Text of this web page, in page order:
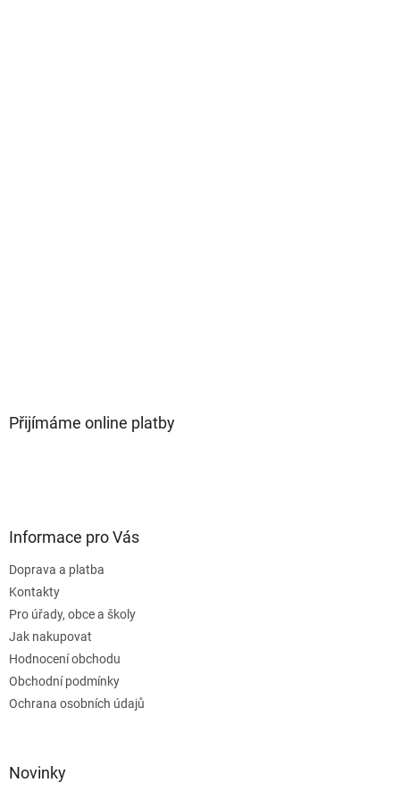
Přijímáme online platby
Informace pro Vás
Doprava a platba
Kontakty
Pro úřady, obce a školy
Jak nakupovat
Hodnocení obchodu
Obchodní podmínky
Ochrana osobních údajů
Novinky